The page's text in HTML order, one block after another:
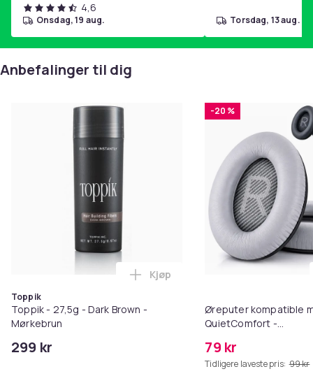
4,6
onsdag, 19 aug. torsdag, 13 aug.
Anbefalinger til dig
Toppik
Toppik - 27,5g - Dark Brown -
Mørkebrun
299 kr
Legg Toppik - 27,5g - Dark
Kjøp
-20 %
Øreputer kompatible
QuietComfort -
79 kr
Tidligere laveste pris: 99 kr